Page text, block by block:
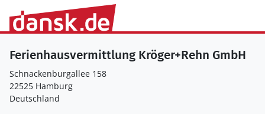
Ferienhausvermittlung Kröger+Rehn GmbH
Schnackenburgallee 158
22525 Hamburg
Deutschland